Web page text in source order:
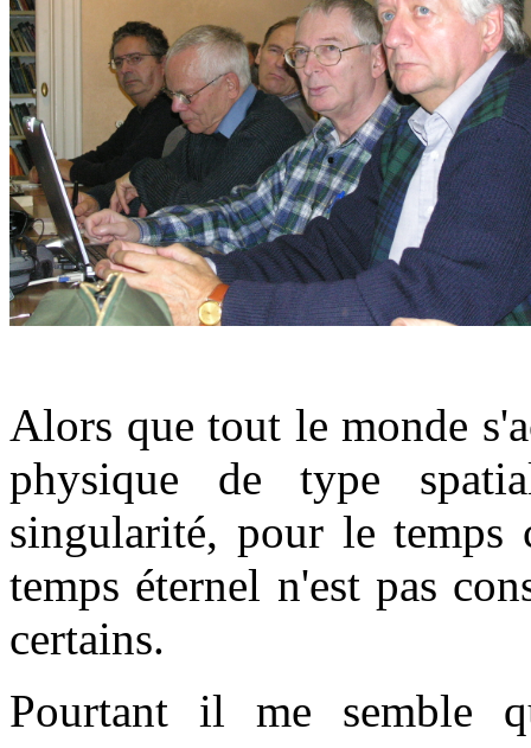
Alors que tout le monde
physique de type
singularité, pour le temps
temps éternel n'est pas
certains.
Pourtant il me semble